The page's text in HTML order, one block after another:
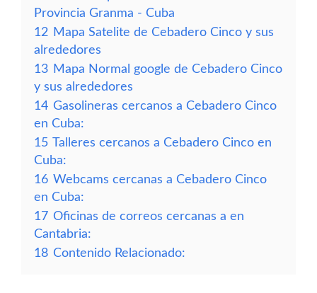
Provincia Granma - Cuba
12 Mapa Satelite de Cebadero Cinco y sus
alrededores
13 Mapa Normal google de Cebadero Cinco
y sus alrededores
14 Gasolineras cercanos a Cebadero Cinco
en Cuba:
15 Talleres cercanos a Cebadero Cinco en
Cuba:
16 Webcams cercanas a Cebadero Cinco
en Cuba:
17 Oficinas de correos cercanas a en
Cantabria:
18 Contenido Relacionado: